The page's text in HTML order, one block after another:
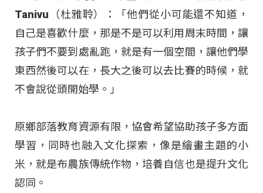
Tanivu（杜雅聆）：「他們從小可能還不知道，
自己是喜歡什麼，那是不是可以利用周末時間，讓
孩子們不要到處亂跑，就是有一個空間，讓他們學
東西然後可以在，長大之後可以去比賽的時候，就
不會說從頭開始學。」​
原鄉部落教育資源有限，協會希望協助孩子多方面
學習，同時也融入文化探索，像是繪畫主題的小
米，就是布農族傳統作物，培養自信也是提升文化
認同。​